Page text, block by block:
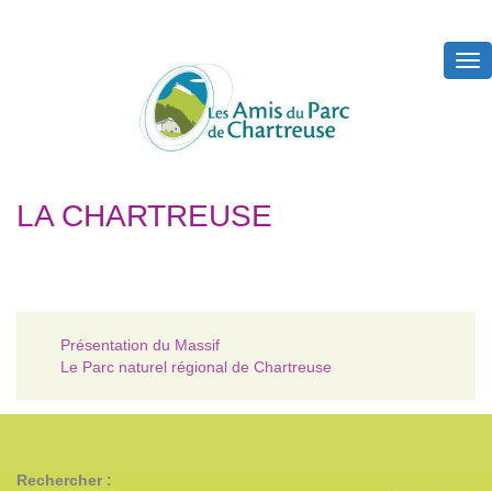
LA CHARTREUSE
Présentation du Massif
Le Parc naturel régional de Chartreuse
Rechercher :